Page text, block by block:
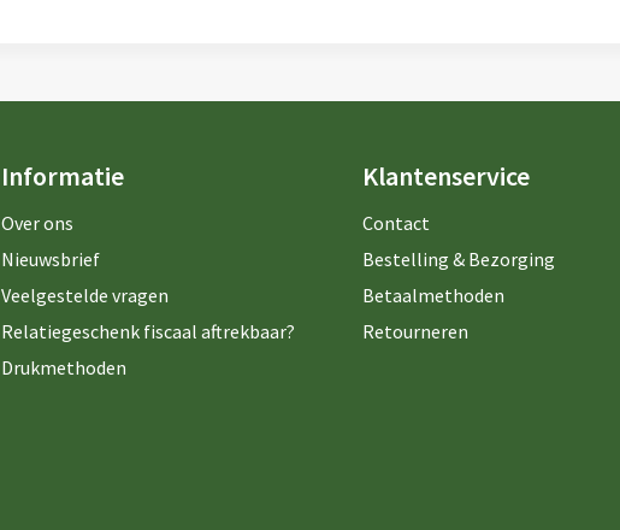
Informatie
Over ons
Nieuwsbrief
Veelgestelde vragen
Relatiegeschenk fiscaal aftrekbaar?
Drukmethoden
Klantenservice
Contact
Bestelling & Bezorging
Betaalmethoden
Retourneren